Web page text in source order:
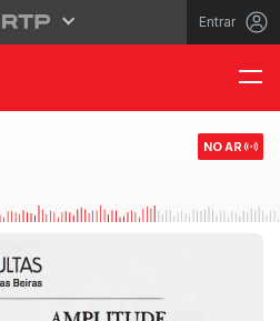
Entrar
NO AR